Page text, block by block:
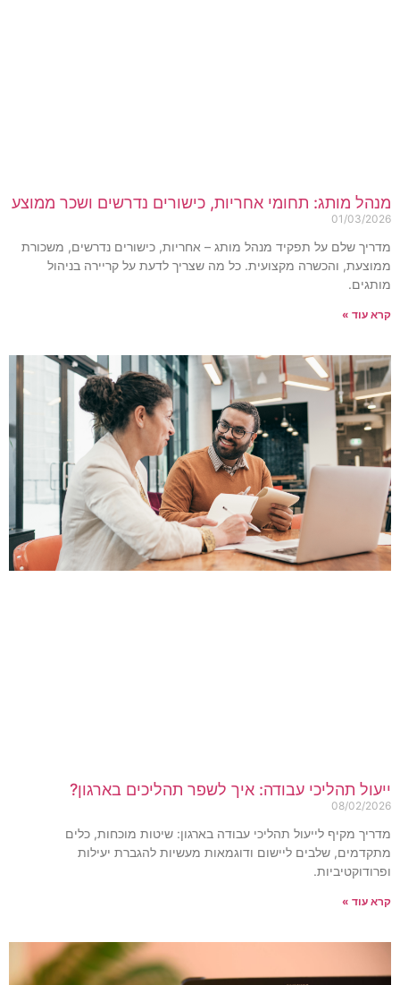
מותג: תחומי אחריות, כישורים נדרשים ושכר ממוצע
01/03/
שלם על תפקיד מנהל מותג – אחריות, כישורים נדרשים, משכורת
והכשרה מקצועית. כל מה שצריך לדעת על קריירה בניהול
עוד »
תהליכי עבודה: איך לשפר תהליכים בארגון?
08/02/
מקיף לייעול תהליכי עבודה בארגון: שיטות מוכחות, כלים
שלבים ליישום ודוגמאות מעשיות להגברת יעילות
עוד »